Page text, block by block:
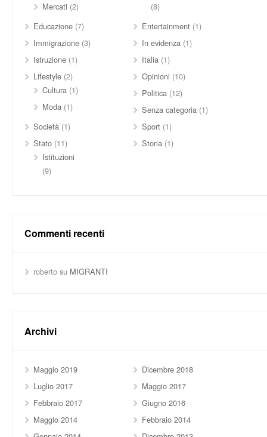
Mercati (2)
(8)
Educazione (7) Entertainment (1)
Immigrazione (3) In evidenza (1)
Istruzione (1) Italia (1)
Lifestyle (2)
Cultura (1)
Moda (1)
Opinioni (10)
Politica (12)
Senza categoria (1)
Società (1) Sport (1)
Stato (11)
Istituzioni
(9)
Storia (1)
Commenti recenti
roberto su MIGRANTI
Archivi
Maggio 2019
Dicembre 2018
Luglio 2017
Maggio 2017
Febbraio 2017
Giugno 2016
Maggio 2014
Febbraio 2014